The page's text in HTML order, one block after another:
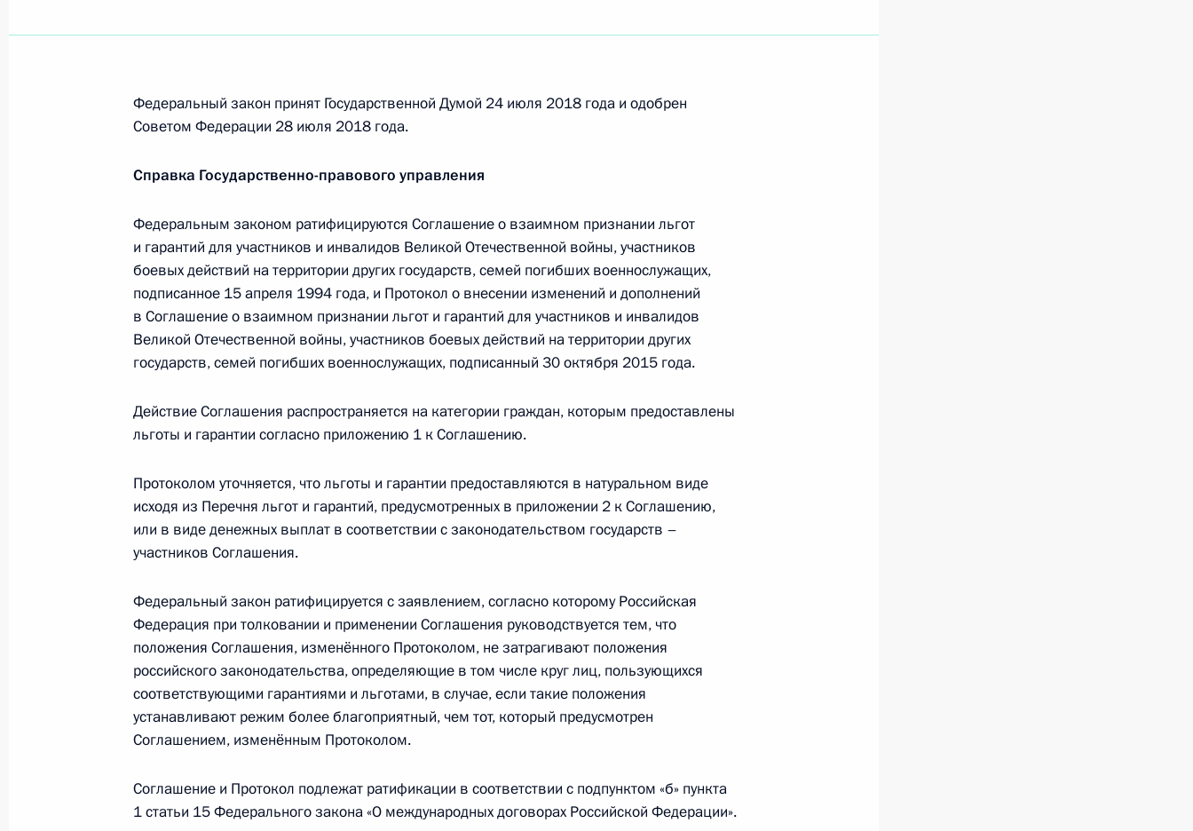
Возложение венка к памятнику советским воинам-
освободителям
5 июня 2018 года, 20:15
Указ о праздновании 75-й годовщины Победы в Великой
Отечественной войне
10 мая 2018 года, 10:30
Президент принял участие в акции «Бессмертный полк»
Торжественный приём по случаю Дня Победы
Возложение венка к Могиле Неизвестного Солдата
9 мая 2018 года, 11:45
9 мая 2018 года, 11:10
Федеральный закон принят Государственной Думой 24 июля 2018 года и одобрен
Советом Федерации 28 июля 2018 года.
Справка Государственно-правового управления
Федеральным законом ратифицируются Соглашение о взаимном признании льгот
и гарантий для участников и инвалидов Великой Отечественной войны, участников
боевых действий на территории других государств, семей погибших военнослужащих,
подписанное 15 апреля 1994 года, и Протокол о внесении изменений и дополнений
в Соглашение о взаимном признании льгот и гарантий для участников и инвалидов
Великой Отечественной войны, участников боевых действий на территории других
государств, семей погибших военнослужащих, подписанный 30 октября 2015 года.
Действие Соглашения распространяется на категории граждан, которым предоставлены
льготы и гарантии согласно приложению 1 к Соглашению.
Протоколом уточняется, что льготы и гарантии предоставляются в натуральном виде
исходя из Перечня льгот и гарантий, предусмотренных в приложении 2 к Соглашению,
или в виде денежных выплат в соответствии с законодательством государств –
участников Соглашения.
Федеральный закон ратифицируется с заявлением, согласно которому Российская
Федерация при толковании и применении Соглашения руководствуется тем, что
положения Соглашения, изменённого Протоколом, не затрагивают положения
российского законодательства, определяющие в том числе круг лиц, пользующихся
соответствующими гарантиями и льготами, в случае, если такие положения
устанавливают режим более благоприятный, чем тот, который предусмотрен
Соглашением, изменённым Протоколом.
Соглашение и Протокол подлежат ратификации в соответствии с подпунктом «б» пункта
1 статьи 15 Федерального закона «О международных договорах Российской Федерации».